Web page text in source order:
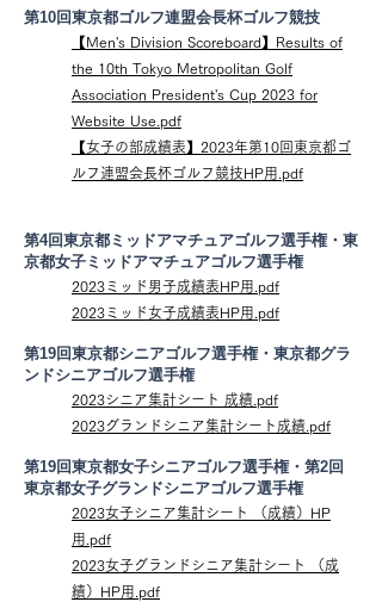
第10回東京都ゴルフ連盟会長杯ゴルフ競技
【Men's Division Scoreboard】Results of
the 10th Tokyo Metropolitan Golf
Association President's Cup 2023 for
Website Use.pdf
【女子の部成績表】2023年第10回東京都ゴ
ルフ連盟会長杯ゴルフ競技HP用.pdf
第4回東京都ミッドアマチュアゴルフ選手権・東
京都女子ミッドアマチュアゴルフ選手権
2023ミッド男子成績表HP用.pdf
2023ミッド女子成績表HP用.pdf
第19回東京都シニアゴルフ選手権・東京都グラ
ンドシニアゴルフ選手権
2023シニア集計シート 成績.pdf
2023グランドシニア集計シート成績.pdf
第19回東京都女子シニアゴルフ選手権・第2回
東京都女子グランドシニアゴルフ選手権
2023女子シニア集計シート （成績）HP
用.pdf
2023女子グランドシニア集計シート （成
績）HP用.pdf